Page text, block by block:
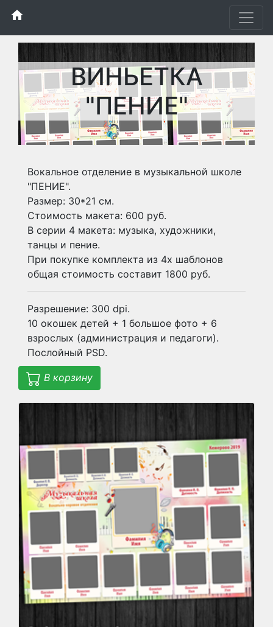
home
ВИНЬЕТКА
"ПЕНИЕ"
Вокальное отделение в музыкальной школе
"ПЕНИЕ".
Размер: 30*21 см.
Стоимость макета: 600 руб.
В серии 4 макета: музыка, художники,
танцы и пение.
При покупке комплекта из 4х шаблонов
общая стоимость составит 1800 руб.
Разрешение: 300 dpi.
10 окошек детей + 1 большое фото + 6
взрослых (администрация и педагоги).
Послойный PSD.
В корзину